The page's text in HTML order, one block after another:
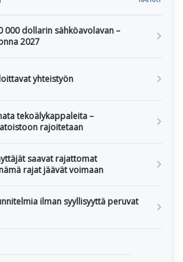
000 dollarin sähköavolavan –
2027
yhteistyön
tekoälykappaleita –
rajoitetaan
saavat rajattomat
rajat jäävät voimaan
ilman syyllisyyttä peruvat